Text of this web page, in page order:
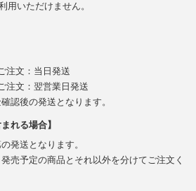
用いただけません。
注文：当日発送
注文：翌営業日発送
認後の発送となります。
れる場合】
発送となります。
売予定の商品とそれ以外を分けてご注文く